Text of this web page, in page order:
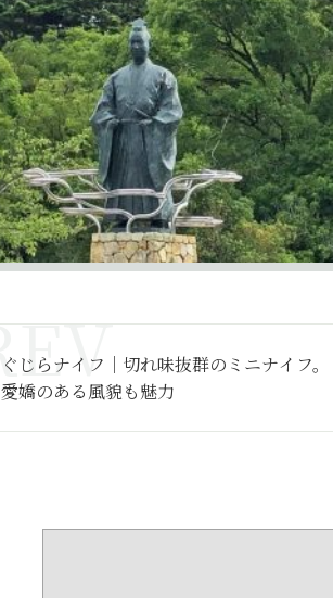
ぐじらナイフ｜切れ味抜群のミニナイフ。
愛嬌のある風貌も魅力